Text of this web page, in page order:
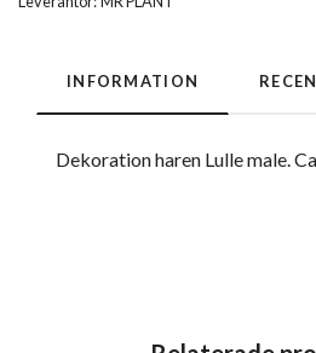
INFORMATION
Dekoration haren Lulle male.